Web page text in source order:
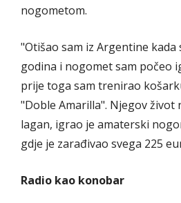
nogometom.
"Otišao sam iz Argentine kada
godina i nogomet sam počeo
prije toga sam trenirao
"Doble Amarilla". Njegov život
lagan, igrao je amaterski
gdje je zarađivao svega 225
Radio kao konobar